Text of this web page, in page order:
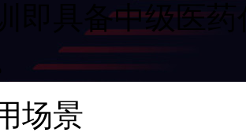
即具备中级医药
场景